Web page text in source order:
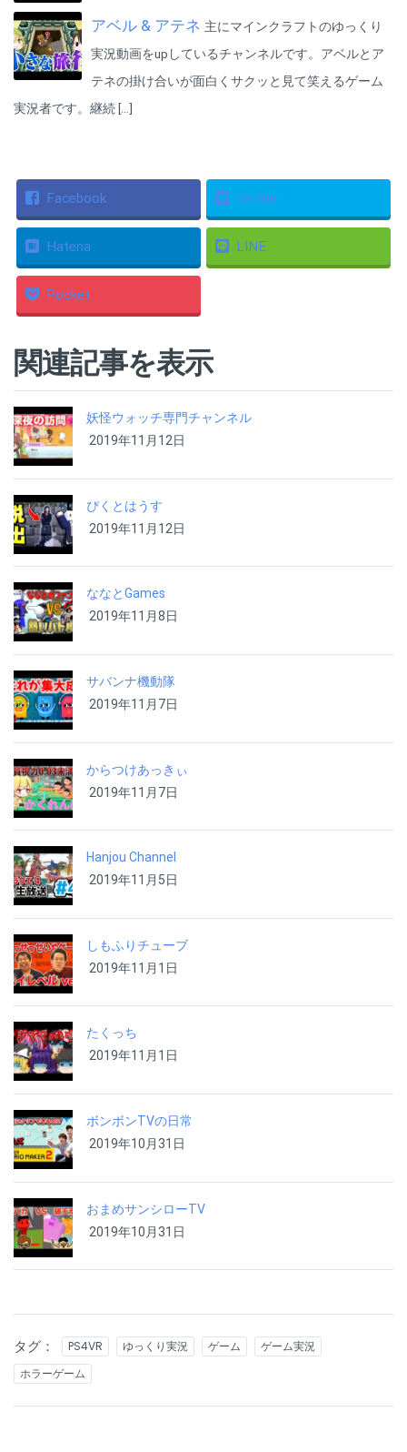
【MMD】
霊夢：にがもん様
http://ch.nicovideo.jp/super_sierra/blomaga/ar109409
魔理沙：にがもん様
http://ch.nicovideo.jp/super_sierra/blomaga/ar109409
http://www.nicovideo.jp/watch/sm17437131
アベル & アテネ 主にマインクラフトのゆっくり
実況動画をupしているチャンネルです。アベルとア
テネの掛け合いが面白くサクッと見て笑えるゲーム
実況者です。継続 […]
Facebook twitter
Hatena LINE
Pocket
関連記事を表示
妖怪ウォッチ専門チャンネル
2019年11月12日
ぴくとはうす
2019年11月12日
ななとGames
2019年11月8日
サバンナ機動隊
2019年11月7日
からつけあっきぃ
2019年11月7日
Hanjou Channel
2019年11月5日
しもふりチューブ
2019年11月1日
たくっち
2019年11月1日
ボンボンTVの日常
2019年10月31日
おまめサンシローTV
2019年10月31日
タグ： PS4VR ゆっくり実況 ゲーム
ゲーム実況
ホラーゲーム